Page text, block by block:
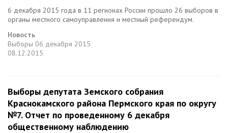
6 декабря 2015 года в 11 регионах России прошло 26 выборов в
органы местного самоуправления и местный референдум.
Новость
Выборы 06 декабря 2015
08.12.2015
Выборы депутата Земского собрания
Краснокамского района Пермского края по округу
№7. Отчет по проведенному 6 декабря
общественному наблюдению